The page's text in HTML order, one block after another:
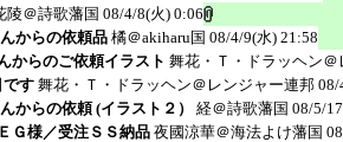
陵＠詩歌藩国 08/4/8(火) 0:06
からの依頼品 橘＠akiharu国 08/4/9(水) 21:58
からのご依頼イラスト 舞花・Ｔ・ドラッヘン
です 舞花・Ｔ・ドラッヘン＠レンジャー連邦 08/
からの依頼 (イラスト２）
経＠詩歌藩国 08/5/
Ｇ様／受注ＳＳ納品 夜國涼華＠海法よけ藩国